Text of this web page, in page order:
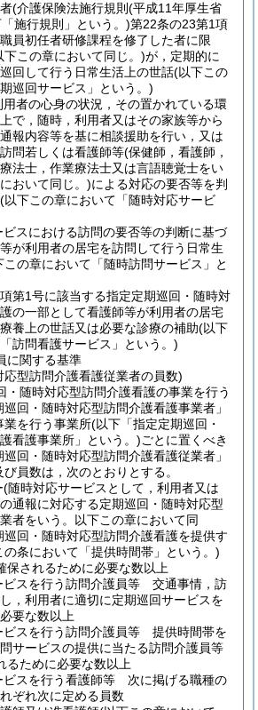
(介護保険法施行規則 (平成11年厚生省
施行規則」という。)第22条の23第1項
員初任者研修課程を修了した者に限
下この章において同じ。)が，定期的に
回して行う日常生活上の世話(以下この
巡回サービス」という。)
用者の心身の状況，その置かれている環
で，随時，利用者又はその家族等から
報内容等を基に相談援助を行い，又は
問若しくは看護師等(保健師，看護師，
法士，作業療法士又は言語聴覚士をい
おいて同じ。)による対応の要否等を判
(以下この章において「随時対応サービ
ビスにおける訪問の要否等の判断に基づ
が利用者の居宅を訪問して行う日常生
この章において「随時訪問サービス」と
第1号に該当する指定定期巡回・随時対
の一部として看護師等が利用者の居宅
養上の世話又は必要な診療の補助(以下
訪問看護サービス」という。)
に関する基準
型訪問介護看護従業者の員数)
・随時対応型訪問介護看護の事業を行う
回・随時対応型訪問介護看護事業者」
業を行う事業所(以下「指定定期巡回・
看護事業所」という。)ごとに置くべき
回・随時対応型訪問介護看護従業者」
員数は，次のとおりとする。
(随時対応サービスとして，利用者又は
通報に対応する定期巡回・随時対応型
者をいう。以下この章において同
回・随時対応型訪問介護看護を提供す
の条において「提供時間帯」という。)
保されるために必要な数以上
ビスを行う訪問介護員等 交通事情，訪
，利用者に適切に定期巡回サービスを
要な数以上
ビスを行う訪問介護員等 提供時間帯を
サービスの提供に当たる訪問介護員等
るために必要な数以上
ビスを行う看護師等 次に掲げる職種の
ぞれ次に定める員数